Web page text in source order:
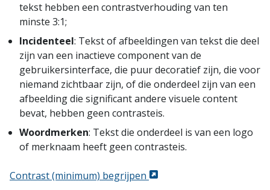
tekst hebben een contrastverhouding van ten
minste 3:1;
Incidenteel: Tekst of afbeeldingen van tekst die deel
zijn van een inactieve component van de
gebruikersinterface, die puur decoratief zijn, die voor
niemand zichtbaar zijn, of die onderdeel zijn van een
afbeelding die significant andere visuele content
bevat, hebben geen contrasteis.
Woordmerken: Tekst die onderdeel is van een logo
of merknaam heeft geen contrasteis.
Contrast (minimum) begrijpen